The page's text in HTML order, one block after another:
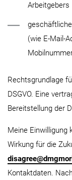
Arbeitgebers
(wie E-Mail-
Rechtsgrundlage
DSGVO. Eine
Bereitstellung der
Meine Einwilligung
Wirkung für die
Kontaktdaten.